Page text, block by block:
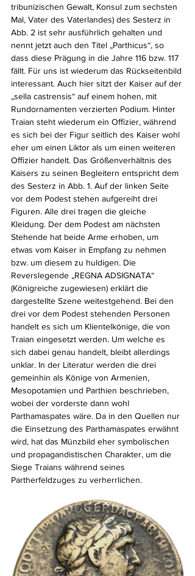
tribunizischen Gewalt, Konsul zum sechsten
Mal, Vater des Vaterlandes) des Sesterz in
Abb. 2 ist sehr ausführlich gehalten und
nennt jetzt auch den Titel „Parthicus“, so
dass diese Prägung in die Jahre 116 bzw. 117
fällt. Für uns ist wiederum das Rückseitenbild
interessant. Auch hier sitzt der Kaiser auf der
„sella castrensis“ auf einem hohen, mit
Rundornamenten verzierten Podium. Hinter
Traian steht wiederum ein Oﬃzier, während
es sich bei der Figur seitlich des Kaiser wohl
eher um einen Liktor als um einen weiteren
Oﬃzier handelt. Das Größenverhältnis des
Kaisers zu seinen Begleitern entspricht dem
des Sesterz in Abb. 1. Auf der linken Seite
vor dem Podest stehen aufgereiht drei
Figuren. Alle drei tragen die gleiche
Kleidung. Der dem Podest am nächsten
Stehende hat beide Arme erhoben, um
etwas vom Kaiser in Empfang zu nehmen
bzw. um diesem zu huldigen. Die
Reverslegende „REGNA ADSIGNATA“
(Königreiche zugewiesen) erklärt die
dargestellte Szene weitestgehend. Bei den
drei vor dem Podest stehenden Personen
handelt es sich um Klientelkönige, die von
Traian eingesetzt werden. Um welche es
sich dabei genau handelt, bleibt allerdings
unklar. In der Literatur werden die drei
gemeinhin als Könige von Armenien,
Mesopotamien und Parthien beschrieben,
wobei der vorderste dann wohl
Parthamaspates wäre. Da in den Quellen nur
die Einsetzung des Parthamaspates erwähnt
wird, hat das Münzbild eher symbolischen
und propagandistischen Charakter, um die
Siege Traians während seines
Partherfeldzuges zu verherrlichen.